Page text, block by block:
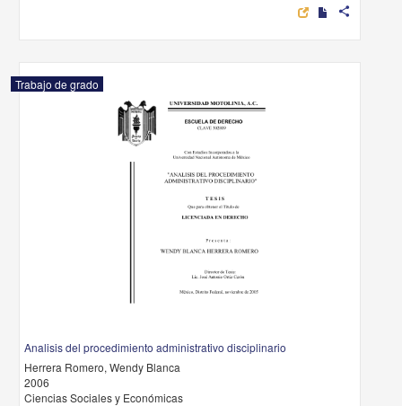
share
Trabajo de grado
Analisis del procedimiento administrativo disciplinario
Herrera Romero, Wendy Blanca
2006
Ciencias Sociales y Económicas